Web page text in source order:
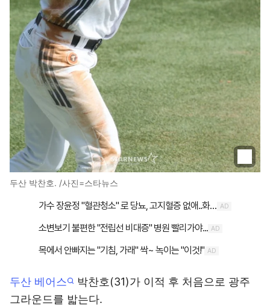
두산 박찬호. /사진=스타뉴스
두산 베어스
박찬호(31)가 이적 후 처음으로 광주
그라운드를 밟는다.